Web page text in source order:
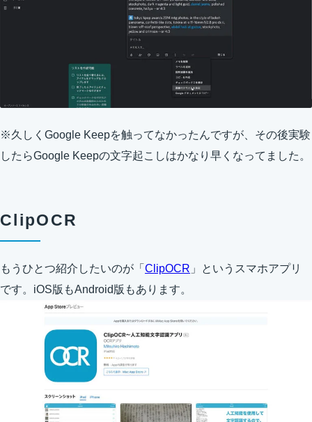
※久しくGoogle Keepを触ってなかったんですが、その後実験
したらGoogle Keepの文字起こしはかなり早くなってました。
ClipOCR
もうひとつ紹介したいのが「 ClipOCR 」というスマホアプリ
です。iOS版もAndroid版もあります。